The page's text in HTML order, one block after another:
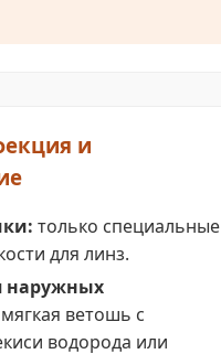
и
только специальные
для линз.
наружных
мягкая ветошь с
водорода или